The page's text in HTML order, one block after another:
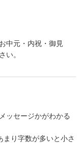
中元・内祝・御見
い。
ッセージかがわかる
り字数が多いと小さ